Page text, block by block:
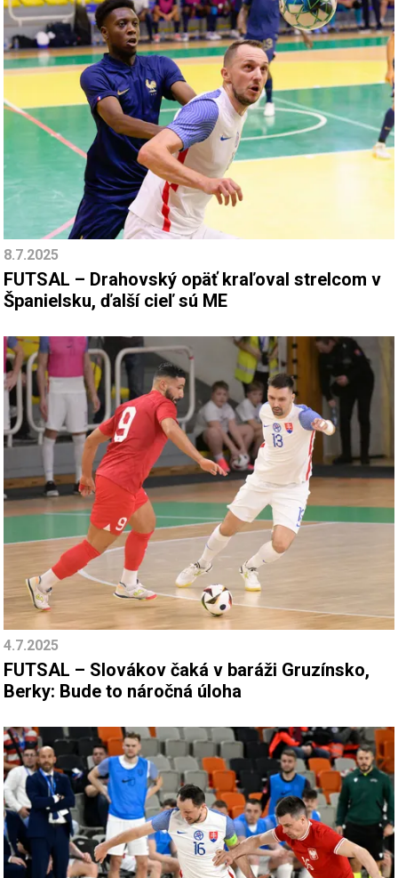
8.7.2025
FUTSAL – Drahovský opäť kraľoval strelcom v
Španielsku, ďalší cieľ sú ME
4.7.2025
FUTSAL – Slovákov čaká v baráži Gruzínsko,
Berky: Bude to náročná úloha